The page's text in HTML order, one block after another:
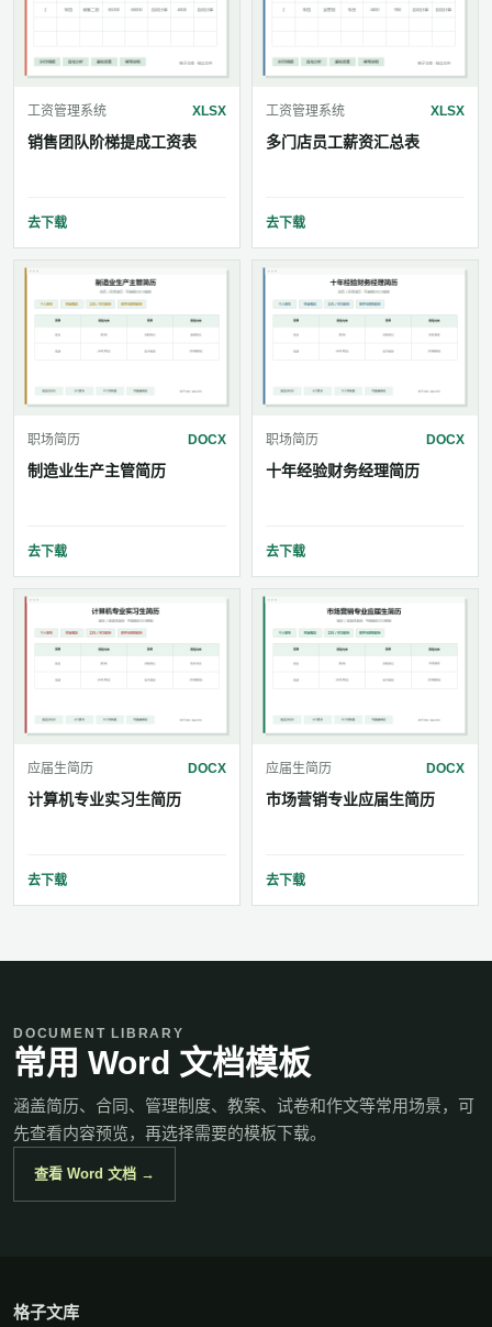
工资管理系统 XLSX
销售团队阶梯提成工资表
去下载
工资管理系统 XLSX
多门店员工薪资汇总表
去下载
职场简历 DOCX
制造业生产主管简历
去下载
职场简历 DOCX
十年经验财务经理简历
去下载
应届生简历 DOCX
计算机专业实习生简历
去下载
应届生简历 DOCX
市场营销专业应届生简历
去下载
DOCUMENT LIBRARY
常用 Word 文档模板
涵盖简历、合同、管理制度、教案、试卷和作文等常用场景，可
先查看内容预览，再选择需要的模板下载。
查看 Word 文档 →
格子文库